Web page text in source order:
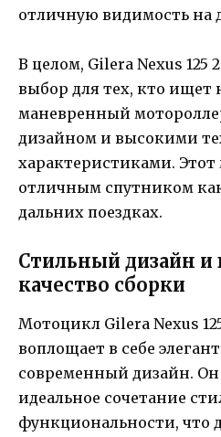
отличную видимость на
В целом, Gilera Nexus
выбор для тех, кто
маневренный
дизайном и высокими
характеристиками. Этот
отличным спутником
дальних поездках.
Стильный дизайн и
качество сборки
Мотоцикл Gilera Nexus
воплощает в себе
современный дизайн. Он
идеальное сочетание
функциональности, что